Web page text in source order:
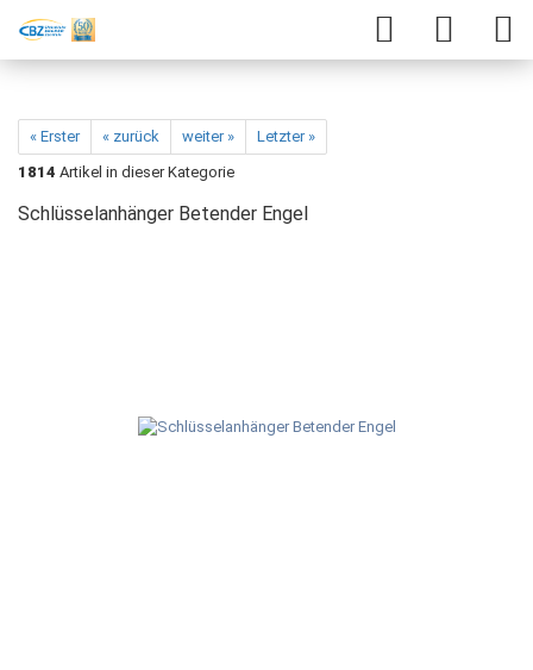
« Erster « zurück weiter »
Letzter »
1814 Artikel in dieser Kategorie
Schlüsselanhänger Betender Engel